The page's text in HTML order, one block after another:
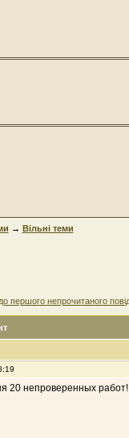
→ Вільні теми
першого непрочитаного
20 непроверенных